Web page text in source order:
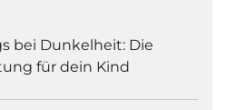
bei Dunkelheit: Die
für dein Kind